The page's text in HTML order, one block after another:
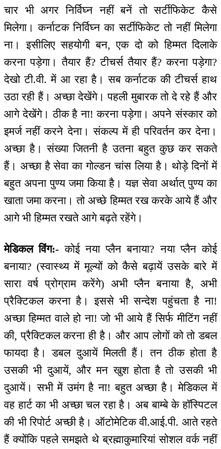
चार भी अगर निर्विघ्न नहीं बनें तो सर्टीफिकेट कैसे
मिलेगा। कर्नाटक निर्विघ्न का सर्टीफिकेट तो नहीं मिलेगा
ना। इसीलिए सहयोगी बन, एक दो को हिम्मत दिलाके
करना पड़ेगा। तैयार हैं? टीचर्स तैयार हैं? करना पड़ेगा?
देखो टी.वी. में आ रहा है। सब कर्नाटक की टीचर्स हाथ
उठा रही हैं। अच्छा देखेंगे। पहली मुबारक तो दे रहे हैं और
आगे देखेंगे। ठीक है ना! करना पड़ेगा। अपने संस्कार को
इमर्ज नहीं करने देना। संकल्प में ही परिवर्तन कर देना।
अच्छा है। संख्या जितनी है उतना बहुत कुछ कर सकते
हैं। अच्छा है सेवा का गोल्डन चांस लिया है। थोड़े दिनों में
बहुत अपना पुण्य जमा किया है। यज्ञ सेवा अर्थात् पुण्य का
खाता जमा करना। तो अच्छे हिम्मत रख करके आये हैं और
आगे भी हिम्मत रखते आगे बढ़ते रहेंगे।
मेडिकल विंग:- कोई नया प्लैन बनाया? नया प्लैन कोई
बनाया? (स्वास्थ्य में मूल्यों को कैसे बढ़ायें उसके बारे में
सारा वर्ष प्रोग्राम करेंगे) अभी प्लैन बनाया है, अभी
प्रैक्टिकल करना है। इससे भी सन्देश पहुंचता है ना!
अच्छा हिम्मत वाले हो ना! जो भी आये हैं सिर्फ मीटिंग नहीं
की, प्रैक्टिकल करना ही है। और आप लोगों को तो डबल
फायदा है। डबल दुआयें मिलती हैं। तन ठीक होता है
उसकी भी दुआयें, और मन खुश होता है तो उसकी भी
दुआयें। सभी में उमंग है ना! बहुत अच्छा है। मेडिकल में
वह हार्ट का भी अच्छा चल रहा है। अब बाम्बे के हॉस्पिटल
की भी रिपोर्ट अच्छी है। ऑटोमेटिक वी.आई.पी. आते रहते
हैं क्योंकि पहले समझते थे ब्रह्माकुमारियां सोशल वर्क नहीं